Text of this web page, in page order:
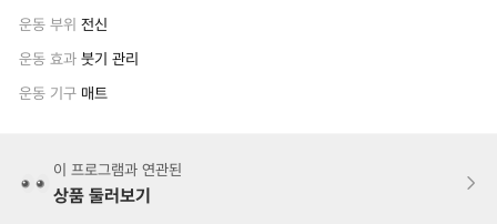
운동 부위 전신
운동 효과 붓기 관리
운동 기구 매트
이 프로그램과 연관된
상품 둘러보기